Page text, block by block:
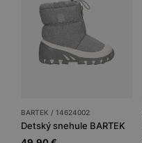
BARTEK / 14624002
Detský snehule BARTEK